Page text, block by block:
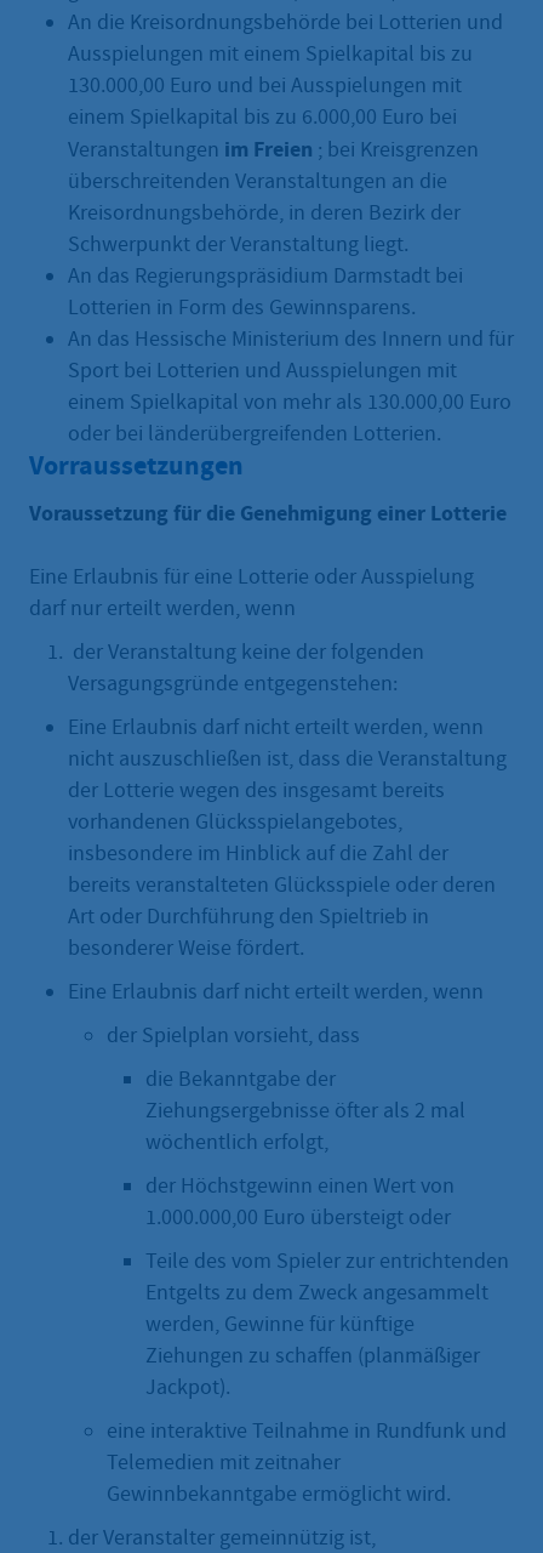
An die Kreisordnungsbehörde bei Lotterien und
Ausspielungen mit einem Spielkapital bis zu
130.000,00 Euro und bei Ausspielungen mit
einem Spielkapital bis zu 6.000,00 Euro bei
Veranstaltungen im Freien ; bei Kreisgrenzen
überschreitenden Veranstaltungen an die
Kreisordnungsbehörde, in deren Bezirk der
Schwerpunkt der Veranstaltung liegt.
An das Regierungspräsidium Darmstadt bei
Lotterien in Form des Gewinnsparens.
An das Hessische Ministerium des Innern und für
Sport bei Lotterien und Ausspielungen mit
einem Spielkapital von mehr als 130.000,00 Euro
oder bei länderübergreifenden Lotterien.
Vorraussetzungen
Voraussetzung für die Genehmigung einer Lotterie
Eine Erlaubnis für eine Lotterie oder Ausspielung
darf nur erteilt werden, wenn
der Veranstaltung keine der folgenden
Versagungsgründe entgegenstehen:
Eine Erlaubnis darf nicht erteilt werden, wenn
nicht auszuschließen ist, dass die Veranstaltung
der Lotterie wegen des insgesamt bereits
vorhandenen Glücksspielangebotes,
insbesondere im Hinblick auf die Zahl der
bereits veranstalteten Glücksspiele oder deren
Art oder Durchführung den Spieltrieb in
besonderer Weise fördert.
Eine Erlaubnis darf nicht erteilt werden, wenn
der Spielplan vorsieht, dass
die Bekanntgabe der
Ziehungsergebnisse öfter als 2 mal
wöchentlich erfolgt,
der Höchstgewinn einen Wert von
1.000.000,00 Euro übersteigt oder
Teile des vom Spieler zur entrichtenden
Entgelts zu dem Zweck angesammelt
werden, Gewinne für künftige
Ziehungen zu schaffen (planmäßiger
Jackpot).
eine interaktive Teilnahme in Rundfunk und
Telemedien mit zeitnaher
Gewinnbekanntgabe ermöglicht wird.
der Veranstalter gemeinnützig ist,